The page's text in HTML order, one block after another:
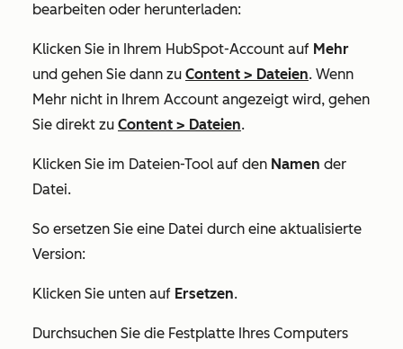
bearbeiten oder herunterladen:
Klicken Sie in Ihrem HubSpot-Account auf Mehr
und gehen Sie dann zu Content > Dateien. Wenn
Mehr nicht in Ihrem Account angezeigt wird, gehen
Sie direkt zu Content > Dateien.
Klicken Sie im Dateien-Tool auf den Namen der
Datei.
So ersetzen Sie eine Datei durch eine aktualisierte
Version:
Klicken Sie unten auf Ersetzen.
Durchsuchen Sie die Festplatte Ihres Computers